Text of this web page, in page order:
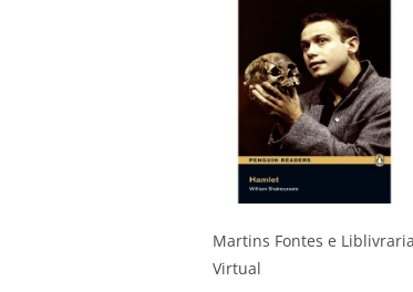
Martins Fontes e
Virtual